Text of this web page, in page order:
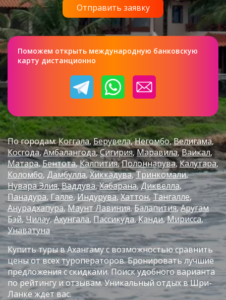
Поможем открыть международную банковскую
карту дистанционно
По городам:Коггала Берувела Негомбо Велигама
Косгода Амбалангода Сигирия Маравила Ваикал
Матара Бентота Калпития Полоннарува Калутара
Коломбо Дамбулла Хиккадува Тринкомали
Нувара Элия Ваддува Хабарана Диквелла
Панадура Галле Индурува Хаттон Тангалле
Анурадхапура Маунт Лавиния Балапития Аругам
Бэй Чилау Ахунгала Пассикуда Канди Мирисса
Унаватуна
Купить туры в Ахангаму с возможностью сравнить
цены от всех туроператоров. Бронировать лучшие
предложения с скидками. Поиск удобного варианта
по рейтингу и отзывам. Уникальный отдых в Шри-
Ланке ждет вас.